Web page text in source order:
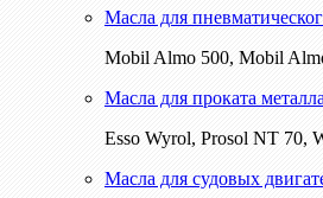
Масла для
Mobil Almo 500, Mobil
Масла для проката металла
Esso Wyrol, Prosol NT 70,
Масла для судовых